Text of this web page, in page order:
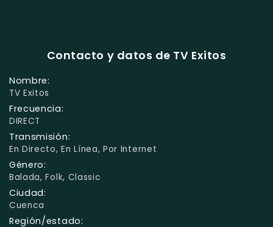
Contacto y datos de TV Exitos
Nombre:
TV Exitos
Frecuencia:
DIRECT
Transmisión:
En Directo, En Línea, Por Internet
Género:
Balada, Folk, Classic
Ciudad:
Cuenca
Región/estado: